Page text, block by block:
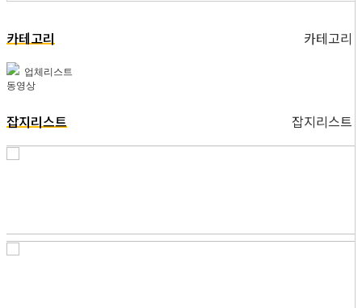
카테고리 카테고리
업체리스트
동영상
잡지리스트 잡지리스트